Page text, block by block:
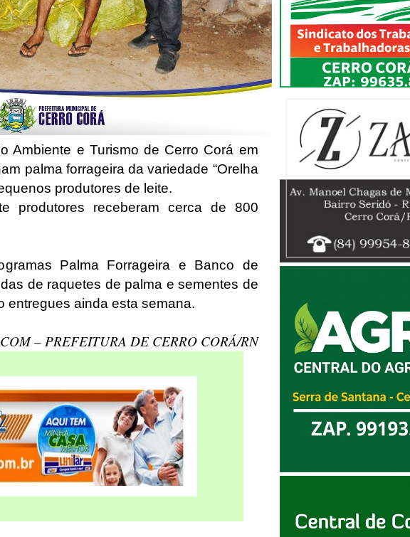
Ambiente e Turismo de Cerro Corá em
palma forrageira da variedade “Orelha
produtores de leite.
produtores receberam cerca de 800
Palma Forrageira e Banco de
de raquetes de palma e sementes de
entregues ainda esta semana.
– PREFEITURA DE CERRO CORÁ/RN